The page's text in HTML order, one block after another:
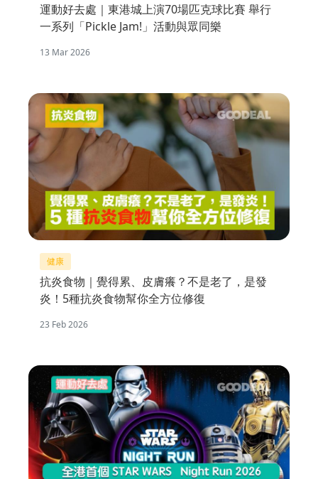
運動好去處｜東港城上演70場匹克球比賽 舉行
一系列「Pickle Jam!」活動與眾同樂
13 Mar 2026
健康
抗炎食物｜覺得累、皮膚癢？不是老了，是發
炎！5種抗炎食物幫你全方位修復
23 Feb 2026